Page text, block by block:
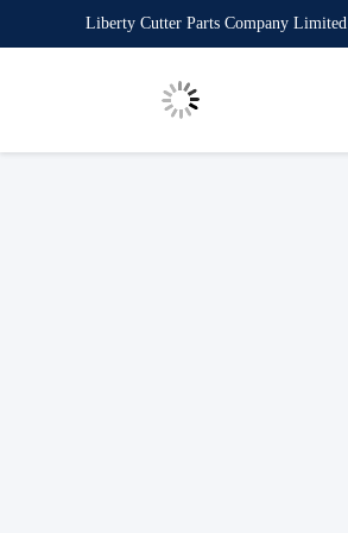
Liberty Cutter Parts Company Limited